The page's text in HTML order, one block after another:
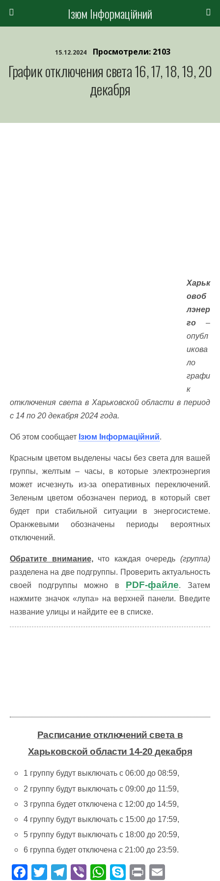
Ізюм Інформаційний
15.12.2024 Просмотрели: 2103
График отключения света 16, 17, 18, 19, 20
декабря
Харьк
овоб
лэнер
го –
опубл
икова
ло
графи
к
отключения света в Харьковской области в период
с 14 по 20 декабря 2024 года.
Об этом сообщает Ізюм Інформаційний.
Красным цветом выделены часы без света для вашей
группы, желтым – часы, в которые электроэнергия
может исчезнуть из-за оперативных переключений.
Зеленым цветом обозначен период, в который свет
будет при стабильной ситуации в энергосистеме.
Оранжевыми обозначены периоды вероятных
отключений.
Обратите внимание,что каждая очередь(группа)
разделена на две подгруппы. Проверить актуальность
своей подгруппы можно в PDF-файле. Затем
нажмите значок «лупа» на верхней панели. Введите
название улицы и найдите ее в списке.
Расписание отключений света в
Харьковской области 14-20 декабря
1 группу будут выключать с 06:00 до 08:59,
2 группу будут выключать с 09:00 до 11:59,
3 группа будет отключена с 12:00 до 14:59,
4 группу будут выключать с 15:00 до 17:59,
5 группу будут выключать с 18:00 до 20:59,
6 группа будет отключена с 21:00 до 23:59.
F T T Vi W S Pr